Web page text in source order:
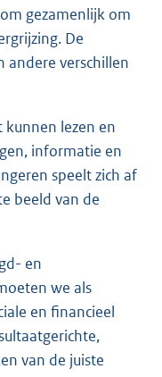
gezamenlijk om
De
andere verschillen
lezen en
informatie en
speelt zich af
beeld van de
en
we als
en financieel
van de juiste